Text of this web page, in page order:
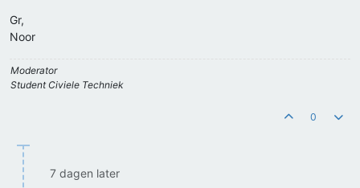
Gr,
Noor
Moderator
Student Civiele Techniek
0
7 dagen later